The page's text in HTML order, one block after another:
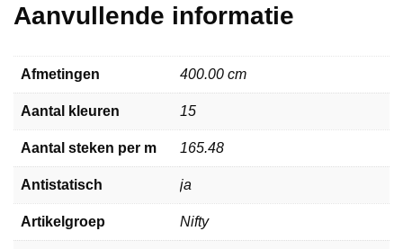
Aanvullende informatie
Afmetingen 400.00 cm
Aantal kleuren 15
Aantal steken per m 165.48
Antistatisch ja
Artikelgroep Nifty